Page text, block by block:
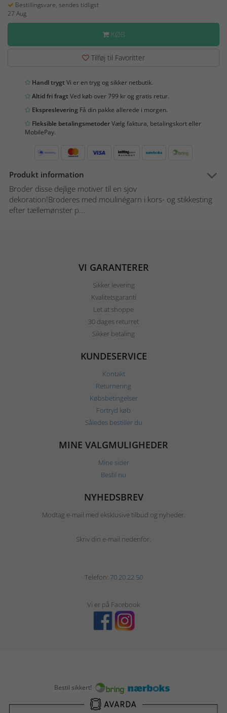
Bestillingsvare, sendes tidligst
27 Aug
KØB
Tilføj til Favoritter
Handl trygtVi er en tryg og sikker netbutik.
Altid fri fragtVed køb over 799 kr og gratis retur.
Ekspreslevering Få din pakke allerede i morgen.
Fleksible betalingsmetoderVælg faktura, betalingskort eller
MobilePay.
Produkt information
Broder disse dejlige motiver til en sjov
dekoration!Broderes med moulinégarn i kors- og stikkesting
efter tællemønster p...
VI GARANTERER
Sikker levering
Kvalitetsgaranti
Let at shoppe
30 dages returret
Sikker betaling
KUNDESERVICE
Kontakt
Returnering
Købsbetingelser
Fortryd køb
Således bestiller du
MINE VALGMULIGHEDER
Mine sider
Bestil nu
NYHEDSBREV
Modtag e-mail med eksklusive tilbud og nyheder.
Skriv din e-mail nedenfor.
Telefon: 70 20 22 50
Vi er på Facebook
Bestil sikkert!